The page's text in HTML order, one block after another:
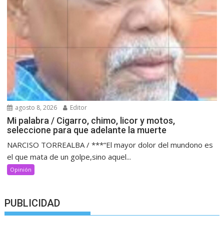
agosto 8, 2026 Editor
Mi palabra / Cigarro, chimo, licor y motos,
seleccione para que adelante la muerte
NARCISO TORREALBA / ***“El mayor dolor del mundono es
el que mata de un golpe,sino aquel...
Opinión
PUBLICIDAD